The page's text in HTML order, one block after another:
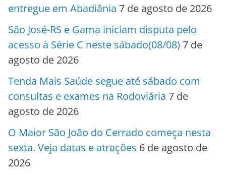
entregue em Abadiânia 7 de agosto de 2026
São José-RS e Gama iniciam disputa pelo
acesso à Série C neste sábado(08/08) 7 de
agosto de 2026
Tenda Mais Saúde segue até sábado com
consultas e exames na Rodoviária 7 de
agosto de 2026
O Maior São João do Cerrado começa nesta
sexta. Veja datas e atrações 6 de agosto de
2026